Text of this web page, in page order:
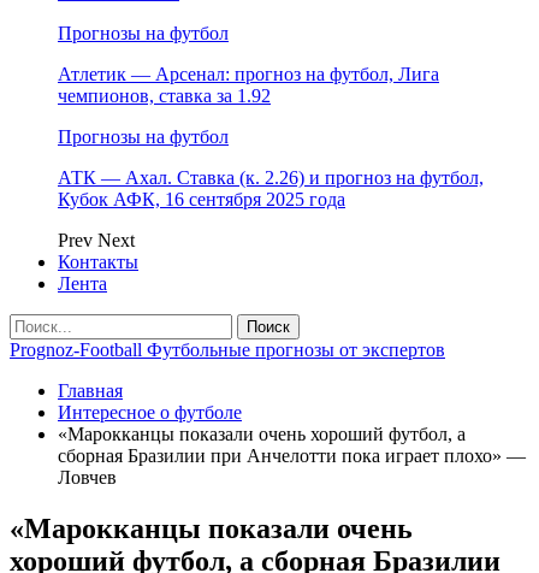
Прогнозы на футбол
Атлетик — Арсенал: прогноз на футбол, Лига
чемпионов, ставка за 1.92
Прогнозы на футбол
АТК — Ахал. Ставка (к. 2.26) и прогноз на футбол,
Кубок АФК, 16 сентября 2025 года
Prev Next
Контакты
Лента
Prognoz-Football Футбольные прогнозы от экспертов
Главная
Интересное о футболе
«Марокканцы показали очень хороший футбол, а
сборная Бразилии при Анчелотти пока играет плохо» —
Ловчев
«Марокканцы показали очень
хороший футбол, а сборная Бразилии